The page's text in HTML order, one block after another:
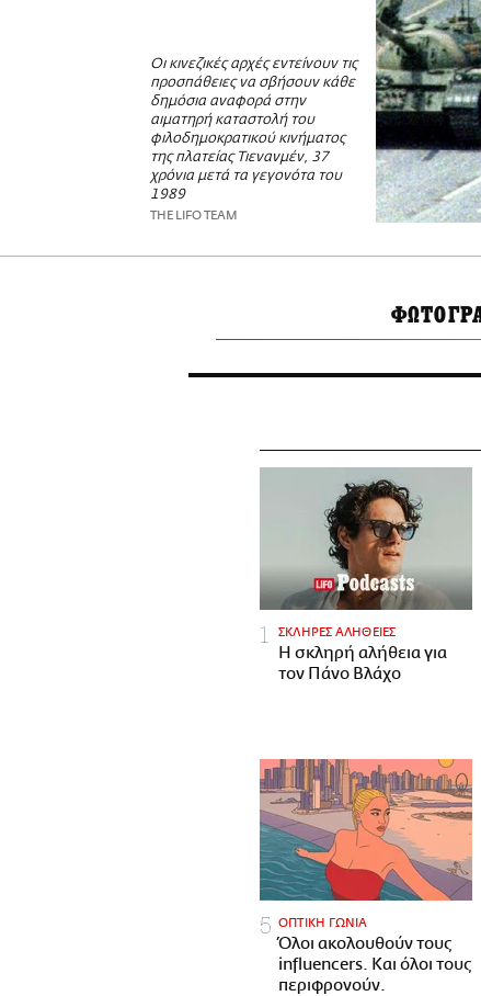
Οι κινεζικές αρχές εντείνουν τις
προσπάθειες να σβήσουν κάθε
δημόσια αναφορά στην
αιματηρή καταστολή του
φιλοδημοκρατικού κινήματος
της πλατείας Τιενανμέν, 37
χρόνια μετά τα γεγονότα του
1989
THE LIFO TEAM
ΣΚΛΗΡΕΣ ΑΛΗΘΕΙΕΣ
H σκληρή αλήθεια για
τον Πάνο Βλάχο
ΟΠΤΙΚΗ ΓΩΝΙΑ
Όλοι ακολουθούν τους
influencers. Και όλοι τους
περιφρονούν.